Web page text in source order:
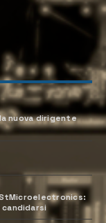
nuova dirigente